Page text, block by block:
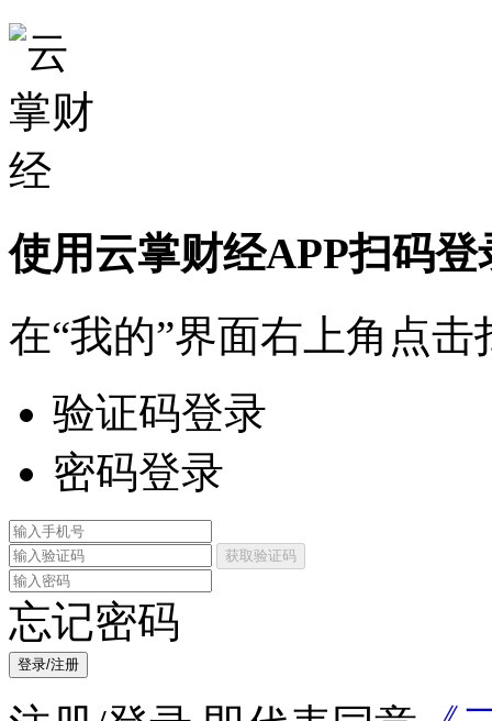
使用云掌财经APP扫码登
在“我的”界面右上角点击
验证码登录
密码登录
获取验证码
忘记密码
登录/注册